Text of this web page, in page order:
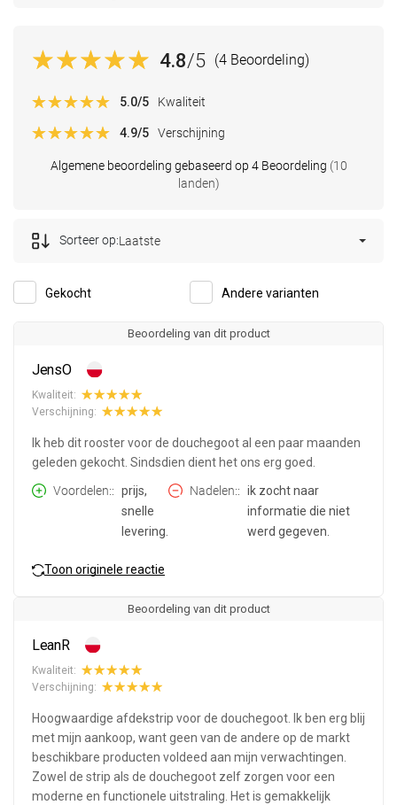
4.8/5 (4 Beoordeling)
Algemene beoordeling gebaseerd op 4 Beoordeling (10
landen)
5.0/5 Kwaliteit
4.9/5 Verschijning
Gekocht Andere varianten
Sorteer op:Laatste
Beoordeling van dit product
JensO
Kwaliteit:
Verschijning:
Ik heb dit rooster voor de douchegoot al een paar maanden
geleden gekocht. Sindsdien dient het ons erg goed.
Voordelen:
prijs,
snelle
levering.
Nadelen:
ik zocht naar
informatie die niet
werd gegeven.
Toon originele reactie
Beoordeling van dit product
LeanR
Kwaliteit:
Verschijning:
Hoogwaardige afdekstrip voor de douchegoot. Ik ben erg blij
met mijn aankoop, want geen van de andere op de markt
beschikbare producten voldeed aan mijn verwachtingen.
Zowel de strip als de douchegoot zelf zorgen voor een
moderne en functionele uitstraling. Het is gemakkelijk